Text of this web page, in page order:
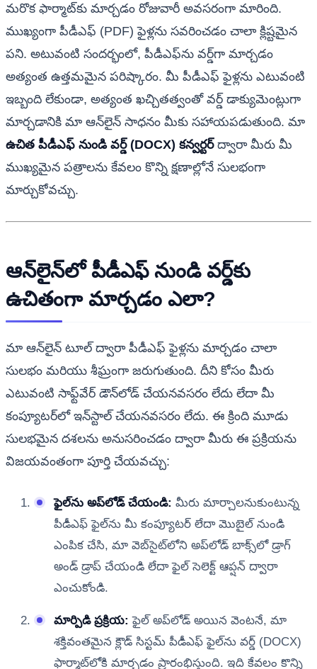
మరొక ఫార్మాట్‌కు మార్చడం రోజువారీ అవసరంగా మారింది.
ముఖ్యంగా పీడీఎఫ్ (PDF) ఫైళ్లను సవరించడం చాలా క్లిష్టమైన
పని. అటువంటి సందర్భంలో, పీడీఎఫ్‌ను వర్డ్‌గా మార్చడం
అత్యంత ఉత్తమమైన పరిష్కారం. మీ పీడీఎఫ్ ఫైళ్లను ఎటువంటి
ఇబ్బంది లేకుండా, అత్యంత ఖచ్చితత్వంతో వర్డ్ డాక్యుమెంట్లుగా
మార్చడానికి మా ఆన్‌లైన్ సాధనం మీకు సహాయపడుతుంది. మా
ఉచిత పీడీఎఫ్ నుండి వర్డ్ (DOCX) కన్వర్టర్ద్వారా మీరు మీ
ముఖ్యమైన పత్రాలను కేవలం కొన్ని క్షణాల్లోనే సులభంగా
మార్చుకోవచ్చు.
ఆన్‌లైన్‌లో పీడీఎఫ్ నుండి వర్డ్‌కు
ఉచితంగా మార్చడం ఎలా?
మా ఆన్‌లైన్ టూల్ ద్వారా పీడీఎఫ్ ఫైళ్లను మార్చడం చాలా
సులభం మరియు శీఘ్రంగా జరుగుతుంది. దీని కోసం మీరు
ఎటువంటి సాఫ్ట్‌వేర్ డౌన్‌లోడ్ చేయనవసరం లేదు లేదా మీ
కంప్యూటర్‌లో ఇన్‌స్టాల్ చేయనవసరం లేదు. ఈ క్రింది మూడు
సులభమైన దశలను అనుసరించడం ద్వారా మీరు ఈ ప్రక్రియను
విజయవంతంగా పూర్తి చేయవచ్చు:
ఫైల్‌ను అప్‌లోడ్ చేయండి: మీరు మార్చాలనుకుంటున్న
పీడీఎఫ్ ఫైల్‌ను మీ కంప్యూటర్ లేదా మొబైల్ నుండి
ఎంపిక చేసి, మా వెబ్‌సైట్‌లోని అప్‌లోడ్ బాక్స్‌లో డ్రాగ్
అండ్ డ్రాప్ చేయండి లేదా ఫైల్ సెలెక్ట్ ఆప్షన్ ద్వారా
ఎంచుకోండి.
మార్పిడి ప్రక్రియ: ఫైల్ అప్‌లోడ్ అయిన వెంటనే, మా
శక్తివంతమైన క్లౌడ్ సిస్టమ్ పీడీఎఫ్ ఫైల్‌ను వర్డ్ (DOCX)
ఫార్మాట్‌లోకి మార్చడం ప్రారంభిస్తుంది. ఇది కేవలం కొన్ని